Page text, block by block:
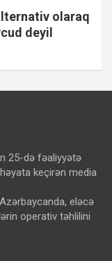
olaraq
deyil
25-də fəaliyyətə
keçirən media
eləcə
operativ təhlilini